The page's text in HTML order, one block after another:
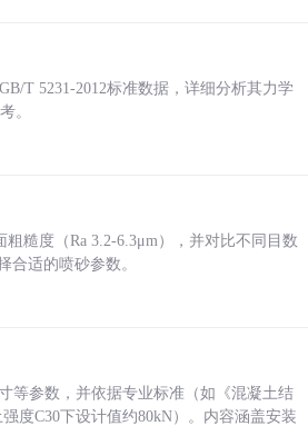
T 5231-2012标准数据，详细分析其力学
。
糙度（Ra 3.2-6.3μm），并对比不同目数
合适的喷砂参数。
等参数，并依据专业标准（如《混凝土结
度C30下设计值约80kN）。内容涵盖安装